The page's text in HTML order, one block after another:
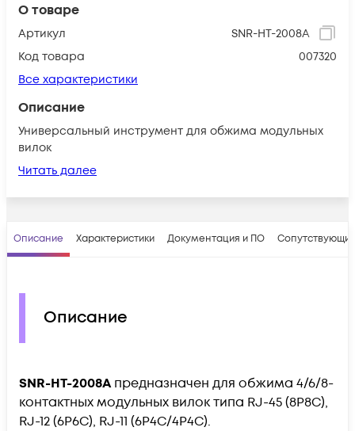
О товаре
Артикул
SNR-HT-2008A
Код товара
007320
Все характеристики
Описание
Универсальный инструмент для обжима модульных
вилок
Читать далее
Описание Характеристики Документация и ПО
Описание
SNR-HT-2008Aпредназначен для обжима 4/6/8-
контактных модульных вилок типа RJ-45 (8P8C),
RJ-12 (6P6C), RJ-11 (6P4C/4P4C).